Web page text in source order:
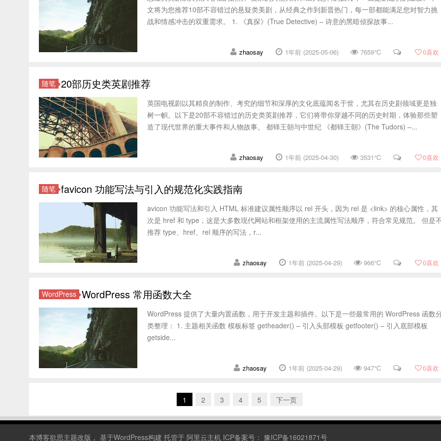
文将为您推荐10部不容错过的悬疑类美剧，从经典之作到新晋热门，每一部都能满足您对智力挑
战和情感冲击的双重需求。 1. 《真探》(True Detective) – 诗意的黑暗侦探故事...
zhaosay 1年前 (2025-05-06) 7659℃ 0喜欢
随笔 20部历史类英剧推荐
英国电视剧以其精良的制作、考究的细节和深厚的文化底蕴闻名于世，尤其在历史剧领域更是独
树一帜。以下是20部不容错过的历史类英剧推荐，它们将带你穿越不同的历史时期，体验那些塑
造了现代世界的重大事件和人物故事。 都铎王朝与中世纪 《都铎王朝》(The Tudors) –...
zhaosay 1年前 (2025-04-30) 3531℃ 0喜欢
随笔 favicon 功能写法与引入的规范化实践指南
avicon 功能写法和引入 HTML 标准建议属性顺序以 rel 开头，因为 rel 是 <link> 的核心属性，其
次是 href 和 type，这是大多数现代网站和框架使用的主流属性写法顺序，符合常见规范。 但是
推荐 type、href、rel 顺序的写法，r...
zhaosay 1年前 (2025-04-29) 966℃ 0喜欢
WordPress WordPress 常用函数大全
WordPress 提供了大量内置函数，用于开发主题和插件。以下是一些最常用的 WordPress 函数
类整理： 1. 主题相关函数 模板标签 getheader() – 引入头部模板 getfooter() – 引入底部模板
getside...
zhaosay 1年前 (2025-04-29) 947℃ 0喜欢
1 2 3 4 5 下一页
本博客欲思主题改版， 基于WordPress构建 托管于 阿里云主机 ICP备案号： 豫ICP备16021871号